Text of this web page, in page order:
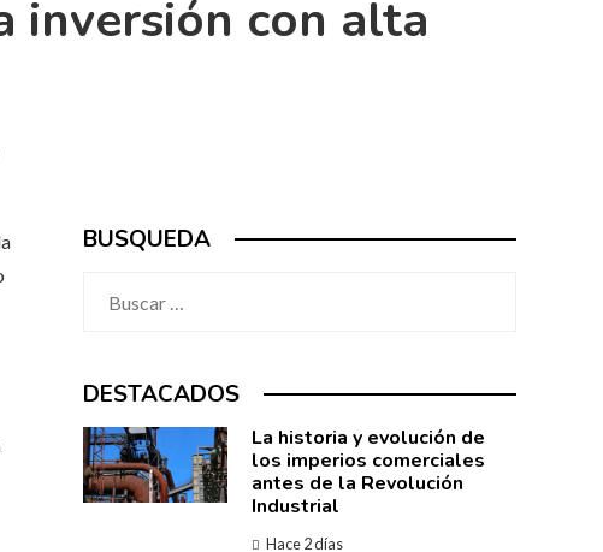
inversión con alta
BUSQUEDA
DESTACADOS
La historia y evolución de
los imperios comerciales
antes de la Revolución
Industrial
Hace 2 días